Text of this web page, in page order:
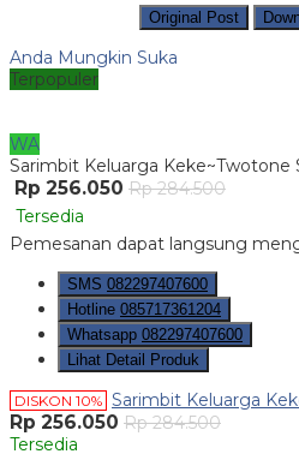
Original Post
Anda Mungkin Suka
Terpopuler
WA
Sarimbit Keluarga Keke~Twotone
Rp 256.050 Rp 284.500
Tersedia
Pemesanan dapat langsung
SMS 082297407600
Hotline 085717361204
Whatsapp 082297407600
Lihat Detail Produk
DISKON 10% Sarimbit Keluarga
Rp 256.050 Rp 284.500
Tersedia